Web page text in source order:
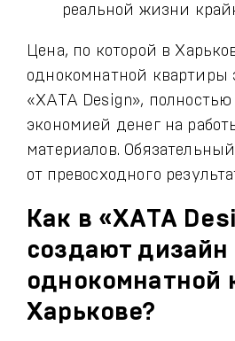
реальной жизни
Цена, по которой в
однокомнатной квартиры
«ХАТА Design», полностью
экономией денег на
материалов.
от превосходного
Как в «ХАТА
создают дизайн
однокомнатной
Харькове?